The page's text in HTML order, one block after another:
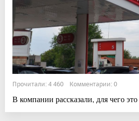
Прочитали: 4 460 Комментарии: 0
В компании рассказали, для чего это